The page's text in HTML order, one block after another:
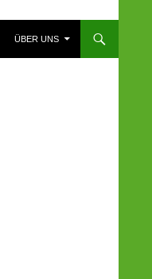
ÜBER UNS